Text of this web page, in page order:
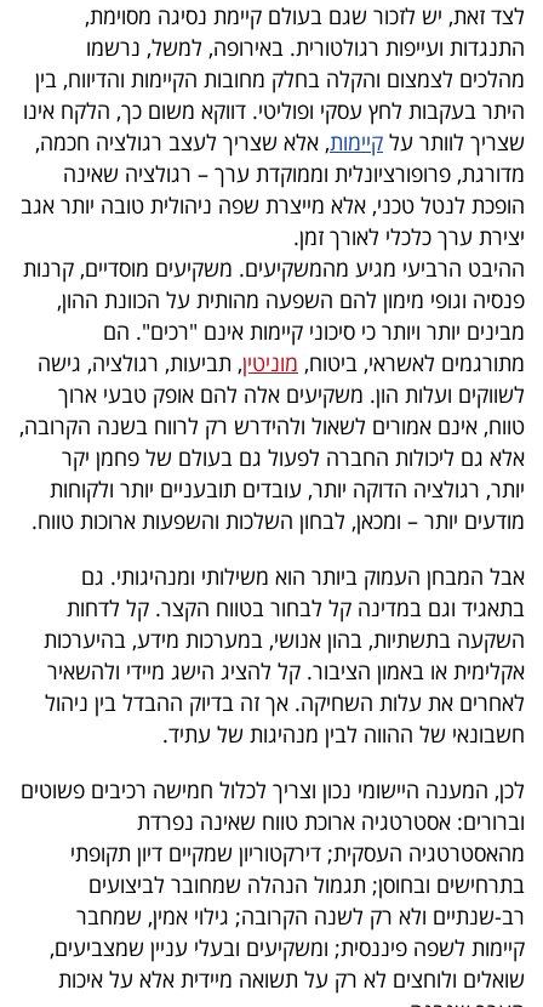
לצד זאת, יש לזכור שגם בעולם קיימת נסיגה מסוימת,
התנגדות ועייפות רגולטורית. באירופה, למשל, נרשמו
מהלכים לצמצום והקלה בחלק מחובות הקיימות והדיווח, בין
היתר בעקבות לחץ עסקי ופוליטי. דווקא משום כך, הלקח אינו
שצריך לוותר על קיימות, אלא שצריך לעצב רגולציה חכמה,
מדורגת, פרופורציונלית וממוקדת ערך – רגולציה שאינה
הופכת לנטל טכני, אלא מייצרת שפה ניהולית טובה יותר אגב
יצירת ערך כלכלי לאורך זמן.
ההיבט הרביעי מגיע מהמשקיעים. משקיעים מוסדיים, קרנות
פנסיה וגופי מימון להם השפעה מהותית על הכוונת ההון,
מבינים יותר ויותר כי סיכוני קיימות אינם "רכים". הם
מתורגמים לאשראי, ביטוח, מוניטין, תביעות, רגולציה, גישה
לשווקים ועלות הון. משקיעים אלה להם אופק טבעי ארוך
טווח, אינם אמורים לשאול ולהידרש רק לרווח בשנה הקרובה,
אלא גם ליכולות החברה לפעול גם בעולם של פחמן יקר
יותר, רגולציה הדוקה יותר, עובדים תובעניים יותר ולקוחות
מודעים יותר – ומכאן, לבחון השלכות והשפעות ארוכות טווח.
אבל המבחן העמוק ביותר הוא משילותי ומנהיגותי. גם
בתאגיד וגם במדינה קל לבחור בטווח הקצר. קל לדחות
השקעה בתשתיות, בהון אנושי, במערכות מידע, בהיערכות
אקלימית או באמון הציבור. קל להציג הישג מיידי ולהשאיר
לאחרים את עלות השחיקה. אך זה בדיוק ההבדל בין ניהול
חשבונאי של ההווה לבין מנהיגות של עתיד.
לכן, המענה היישומי נכון וצריך לכלול חמישה רכיבים פשוטים
וברורים: אסטרטגיה ארוכת טווח שאינה נפרדת
מהאסטרטגיה העסקית; דירקטוריון שמקיים דיון תקופתי
בתרחישים ובחוסן; תגמול הנהלה שמחובר לביצועים
רב-שנתיים ולא רק לשנה הקרובה; גילוי אמין, שמחבר
קיימות לשפה פיננסית; ומשקיעים ובעלי עניין שמצביעים,
שואלים ולוחצים לא רק על תשואה מיידית אלא על איכות